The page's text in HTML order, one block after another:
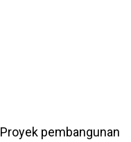
pembangunan